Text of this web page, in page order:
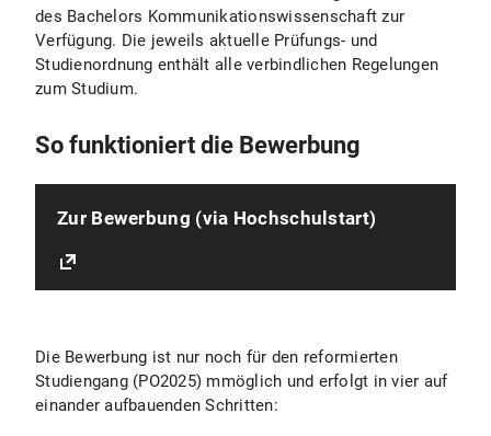
des Bachelors Kommunikationswissenschaft zur
Verfügung. Die jeweils aktuelle Prüfungs- und
Studienordnung enthält alle verbindlichen Regelungen
zum Studium.
So funktioniert die Bewerbung
Zur Bewerbung (via Hochschulstart)
Die Bewerbung ist nur noch für den reformierten
Studiengang (PO2025) mmöglich und erfolgt in vier auf
einander aufbauenden Schritten: